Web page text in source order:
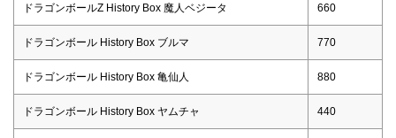
ドラゴンボールZ History Box 魔人ベジータ 660
ドラゴンボール History Box ブルマ 770
ドラゴンボール History Box 亀仙人 880
ドラゴンボール History Box ヤムチャ 440